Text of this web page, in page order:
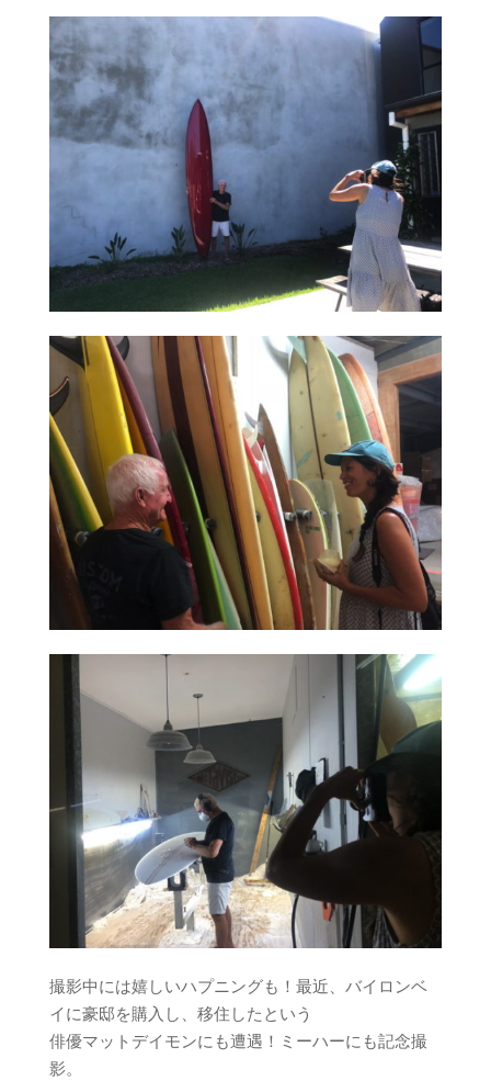
撮影中には嬉しいハプニングも！最近、バイロンベ
イに豪邸を購入し、移住したという
俳優マットデイモンにも遭遇！ミーハーにも記念撮
影。